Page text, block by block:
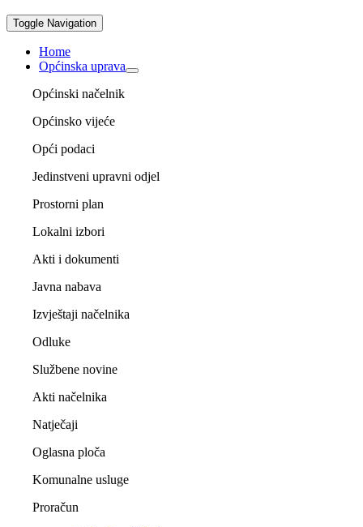
Toggle Navigation
Home
Općinska uprava
Općinski načelnik
Općinsko vijeće
Opći podaci
Jedinstveni upravni odjel
Prostorni plan
Lokalni izbori
Akti i dokumenti
Javna nabava
Izvještaji načelnika
Odluke
Službene novine
Akti načelnika
Natječaji
Oglasna ploča
Komunalne usluge
Proračun